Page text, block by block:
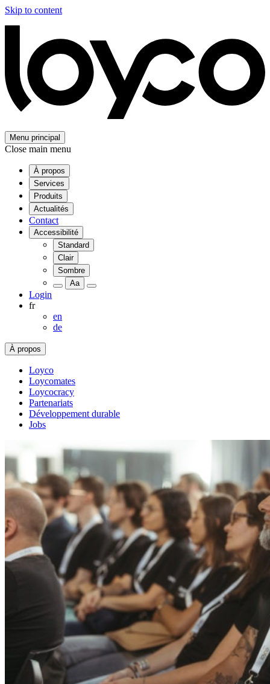
Skip to content
Menu principal
Close main menu
À propos
Services
Produits
Actualités
Contact
Accessibilité
Standard
Clair
Sombre
Aa
Login
fr
en
de
À propos
Loyco
Loycomates
Loycocracy
Partenariats
Développement durable
Jobs